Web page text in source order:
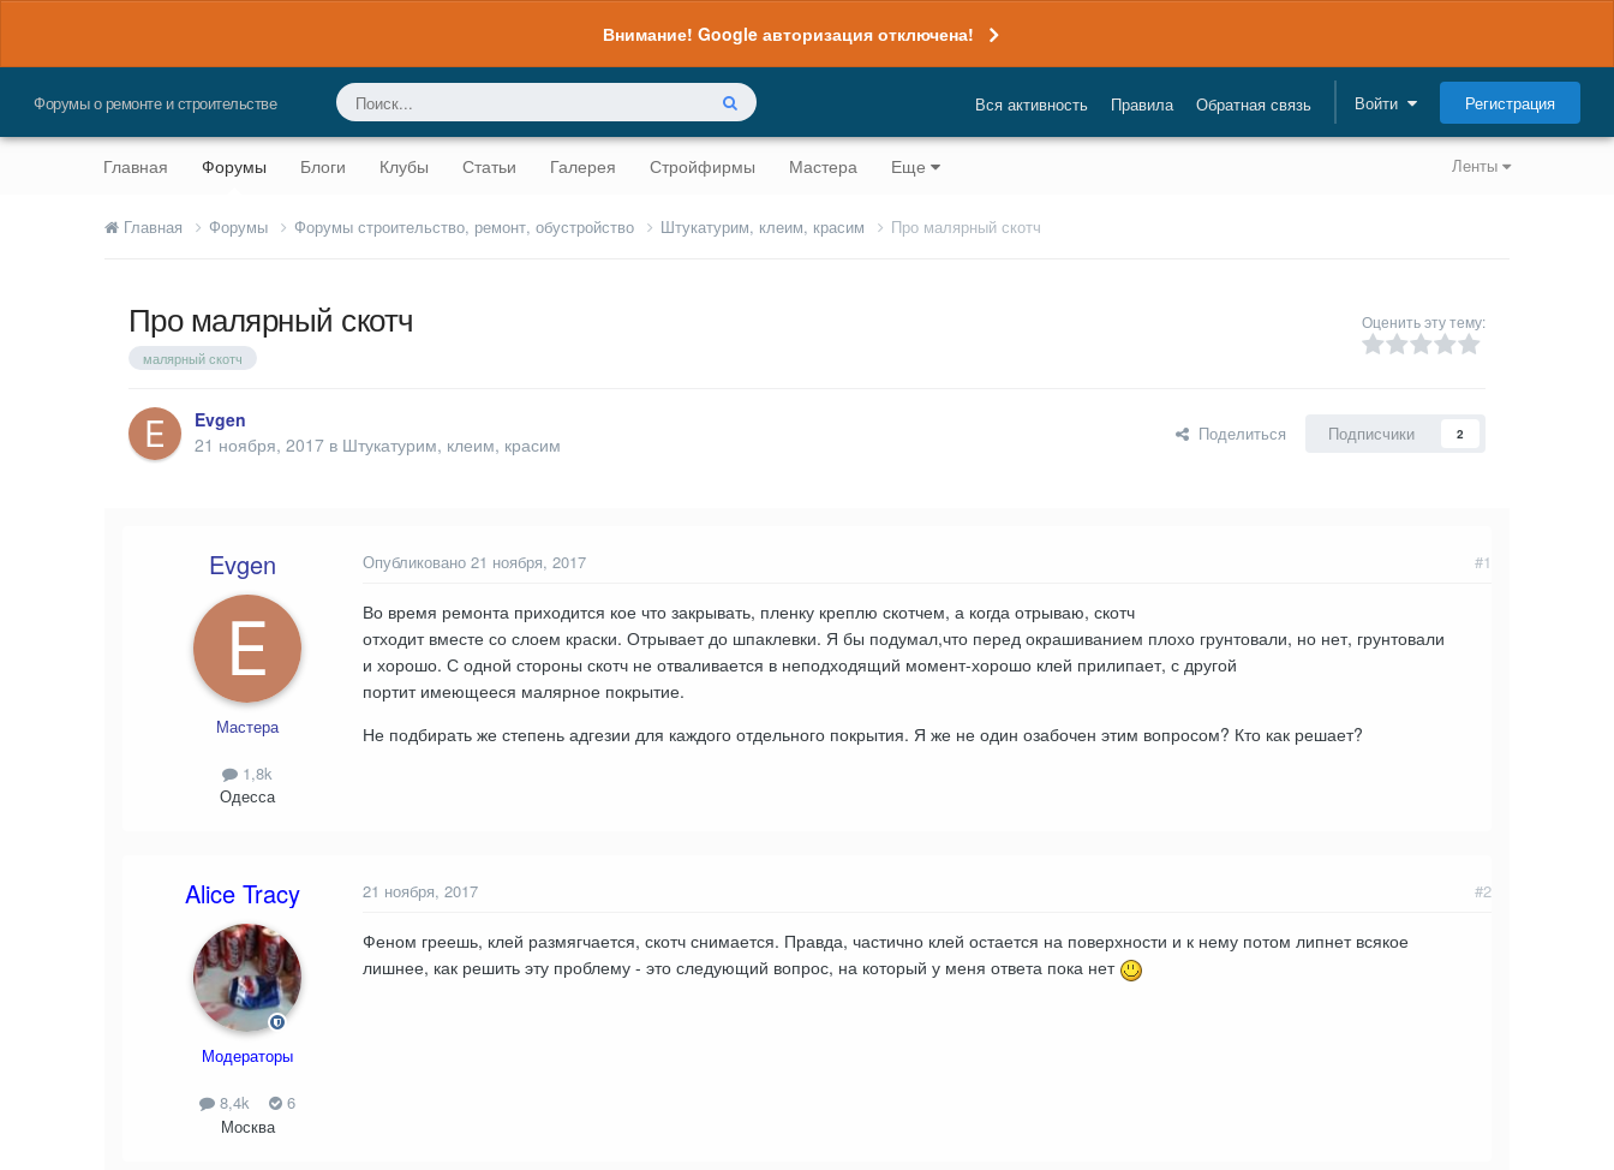
Внимание! Google авторизация отключена!
Форумы о ремонте и строительстве Вся активность Правила Обратная связь Войти Регистрация
Ленты
Главная Форумы Блоги Клубы Статьи Галерея Стройфирмы Мастера Еще
Главная Форумы Форумы строительство, ремонт, обустройство Штукатурим, клеим, красим Про малярный скотч
Про малярный скотч
малярный скотч
Оценить эту тему:
Evgen
21 ноября, 2017 в Штукатурим, клеим, красим Поделиться Подписчики 2
Evgen
Мастера
1,8k
Одесса
#1
Опубликовано 21 ноября, 2017
Во время ремонта приходится кое что закрывать, пленку креплю скотчем, а когда отрываю, скотч
отходит вместе со слоем краски. Отрывает до шпаклевки. Я бы подумал,что перед окрашиванием плохо грунтовали, но нет, грунтовали
и хорошо. С одной стороны скотч не отваливается в неподходящий момент-хорошо клей прилипает, с другой
портит имеющееся малярное покрытие.
Не подбирать же степень адгезии для каждого отдельного покрытия. Я же не один озабочен этим вопросом? Кто как решает?
Alice Tracy
Модераторы
8,4k
6
Москва
#2
21 ноября, 2017
Феном греешь, клей размягчается, скотч снимается. Правда, частично клей остается на поверхности и к нему потом липнет всякое
лишнее, как решить эту проблему - это следующий вопрос, на который у меня ответа пока нет